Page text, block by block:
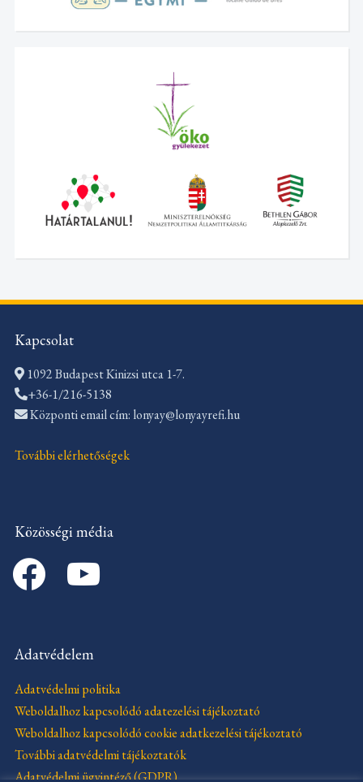
Kapcsolat
1092 Budapest Kinizsi utca 1-7.
+36-1/216-5138
Központi email cím: lonyay@lonyayrefi.hu
További elérhetőségek
Közösségi média
facebook youtube
Adatvédelem
Adatvédelmi politika
Weboldalhoz kapcsolódó adatezelési tájékoztató
Weboldalhoz kapcsolódó cookie adatkezelési tájékoztató
További adatvédelmi tájékoztatók
Adatvédelmi ügyintéző (GDPR)